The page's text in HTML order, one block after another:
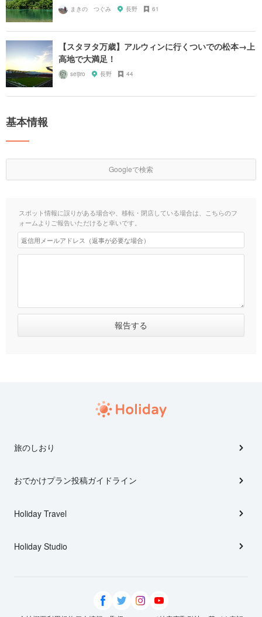
まきの つぐみ 長野 61
【スタヲタ万歳】アルウィンに行くついでの松本→上
高地で大満足！
seijiro 長野 44
基本情報
Googleで検索
スポット情報に誤りがある場合や、移転・閉店している場合は、こちらのフ
ォームよりご報告いただけると幸いです。
旅のしおり
おでかけプラン投稿ガイドライン
Holiday Travel
Holiday Studio